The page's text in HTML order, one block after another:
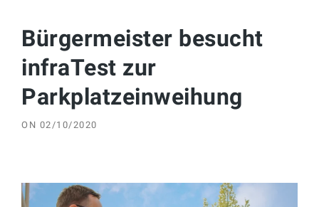
Bürgermeister besucht
infraTest zur
Parkplatzeinweihung
ON 02/10/2020